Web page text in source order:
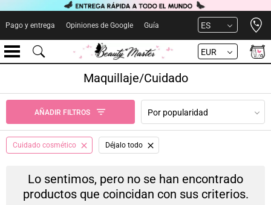
Pago y entrega Opiniones de Google Guía ES
EUR
Maquillaje/Cuidado
AÑADIR FILTROS Por popularidad
Cuidado cosmético Déjalo todo
Lo sentimos, pero no se han encontrado
productos que coincidan con sus criterios.